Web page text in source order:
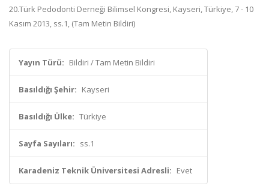
20.Türk Pedodonti Derneği Bilimsel Kongresi, Kayseri, Türkiye, 7 - 10
Kasım 2013, ss.1, (Tam Metin Bildiri)
Yayın Türü: Bildiri / Tam Metin Bildiri
Basıldığı Şehir: Kayseri
Basıldığı Ülke: Türkiye
Sayfa Sayıları: ss.1
Karadeniz Teknik Üniversitesi Adresli: Evet